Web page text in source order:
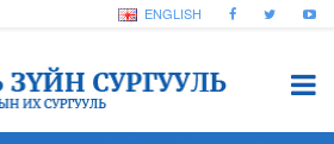
ENGLISH